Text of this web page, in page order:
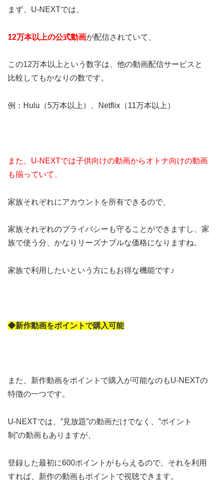
まず、U-NEXTでは、
12万本以上の公式動画が配信されていて、
この12万本以上という数字は、他の動画配信サービスと
比較してもかなりの数です。
例：Hulu（5万本以上）、Netflix（11万本以上）
また、U-NEXTでは子供向けの動画からオトナ向けの動画
も揃っていて、
家族それぞれにアカウントを所有できるので、
家族それぞれのプライバシーも守ることができますし、家
族で使う分、かなりリーズナブルな価格になりますね。
家族で利用したいという方にもお得な機能です♪
◆新作動画をポイントで購入可能
また、新作動画をポイントで購入が可能なのもU-NEXTの
特徴の一つです。
U-NEXTでは、”見放題”の動画だけでなく、”ポイント
制”の動画もありますが、
登録した最初に600ポイントがもらえるので、それを利用
すれば、新作の動画もポイントで視聴できます。